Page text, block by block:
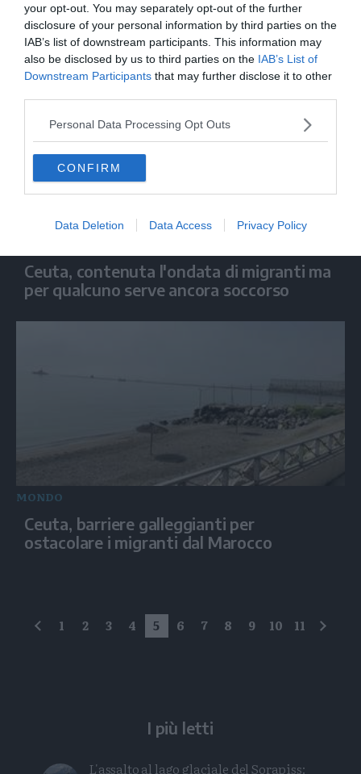
your opt-out. You may separately opt-out of the further
disclosure of your personal information by third parties on the
IAB’s list of downstream participants. This information may
also be disclosed by us to third parties on the IAB’s List of
Downstream Participants that may further disclose it to other
Personal Data Processing Opt Outs
CONFIRM
Data Deletion Data Access Privacy Policy
Ucraina, migliaia in piazza per chiedere il
reintegro di Fedorov
Ceuta, contenuta l'ondata di migranti ma
per qualcuno serve ancora soccorso
MONDO
Ceuta, barriere galleggianti per
ostacolare i migranti dal Marocco
precedente
1 2 3 4 5 6 7 8 9 10 11
I più letti
L'assalto al lago glaciale del Sorapiss: